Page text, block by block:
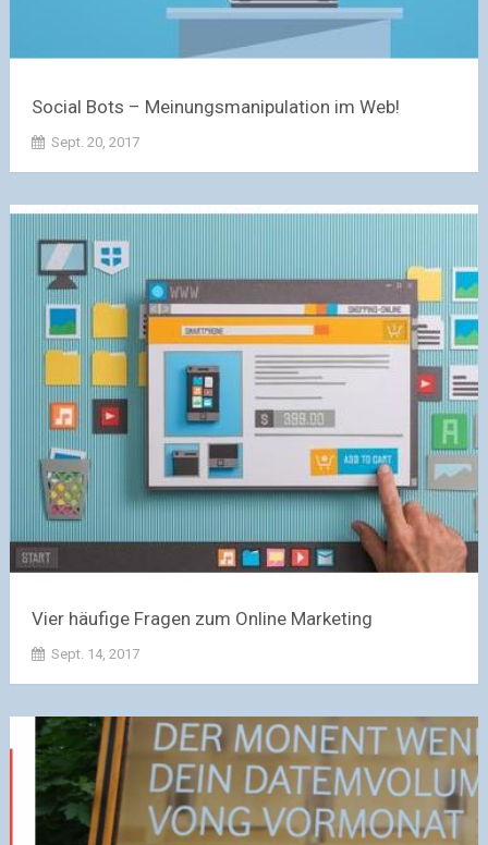
Social Bots – Meinungsmanipulation im Web!
Sept. 20, 2017
Vier häufige Fragen zum Online Marketing
Sept. 14, 2017